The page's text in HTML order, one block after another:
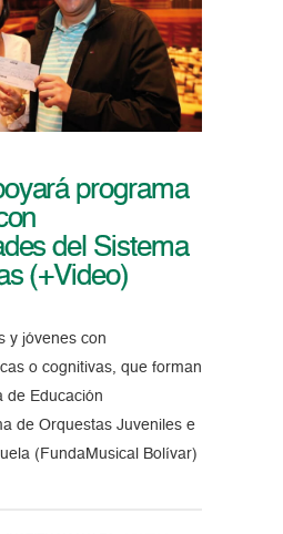
programa
del Sistema
(+Video)
y jóvenes con
o cognitivas, que forman
de Educación
de Orquestas Juveniles e
(FundaMusical Bolívar)